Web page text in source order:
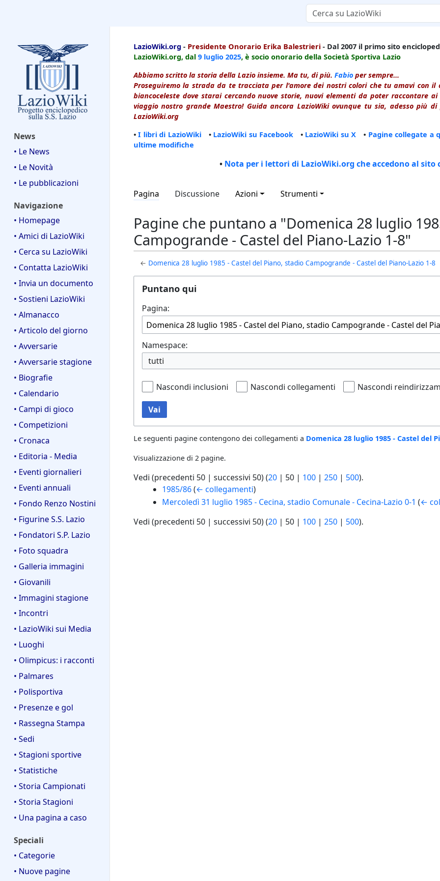
News
• Le News
• Le Novità
• Le pubblicazioni
Navigazione
• Homepage
• Amici di LazioWiki
• Cerca su LazioWiki
• Contatta LazioWiki
• Invia un documento
• Sostieni LazioWiki
• Almanacco
• Articolo del giorno
• Avversarie
• Avversarie stagione
• Biografie
• Calendario
• Campi di gioco
• Competizioni
• Cronaca
• Editoria - Media
• Eventi giornalieri
• Eventi annuali
• Fondo Renzo Nostini
• Figurine S.S. Lazio
• Fondatori S.P. Lazio
• Foto squadra
• Galleria immagini
• Giovanili
• Immagini stagione
• Incontri
• LazioWiki sui Media
• Luoghi
• Olimpicus: i racconti
• Palmares
• Polisportiva
• Presenze e gol
• Rassegna Stampa
• Sedi
• Stagioni sportive
• Statistiche
• Storia Campionati
• Storia Stagioni
• Una pagina a caso
Speciali
• Categorie
• Nuove pagine
LazioWiki.org - Presidente Onorario Erika Balestrieri - Dal 2007 il primo sito
LazioWiki.org, dal 9 luglio 2025, è socio onorario della Società Sportiva Lazio
Abbiamo scritto la storia della Lazio insieme. Ma tu, di più. Fabio per sempre...
Proseguiremo la strada da te tracciata per l'amore dei nostri colori che tu amavi con
biancoceleste dove starai cercando nuove storie, nuovi elementi da poter raccontare
viaggio nostro grande Maestro! Guida ancora LazioWiki ovunque tu sia, adesso più
LazioWiki.org
•I libri di LazioWiki• LazioWiki su Facebook • LazioWiki su X • Pagine collegate a
ultime modifiche
• Nota per i lettori di LazioWiki.org che accedono al sito
Pagina Discussione Azioni Strumenti
Pagine che puntano a "Domenica 28 luglio
Campogrande - Castel del Piano-Lazio 1-8"
← Domenica 28 luglio 1985 - Castel del Piano, stadio Campogrande - Castel del Piano-Lazio 1-8
Puntano qui
Pagina:
Namespace:
tutti
Nascondi inclusioni Nascondi collegamenti Nascondi
Vai
Le seguenti pagine contengono dei collegamenti a Domenica 28 luglio 1985 - Castel del
Visualizzazione di 2 pagine.
Vedi (precedenti 50 | successivi 50) (20 | 50 | 100 | 250 | 500).
1985/86 (← collegamenti)
Mercoledì 31 luglio 1985 - Cecina, stadio Comunale - Cecina-Lazio 0-1 (←
Vedi (precedenti 50 | successivi 50) (20 | 50 | 100 | 250 | 500).